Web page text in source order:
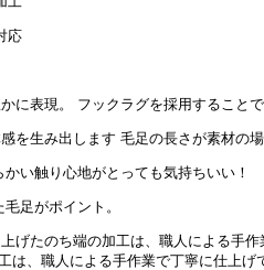
フックラグを採用すること
毛足の長さが素材の
かい触り心地がとっても気持ちいい！
足がポイント。
、職人による手作業で丁寧に仕上げ